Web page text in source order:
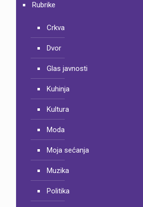
Rubrike
Crkva
Dvor
Glas javnosti
Kuhinja
Kultura
Moda
Moja sećanja
Muzika
Politika